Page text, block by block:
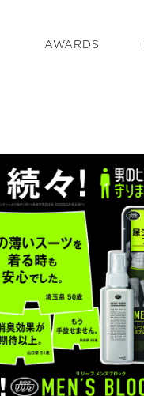
AWARDS